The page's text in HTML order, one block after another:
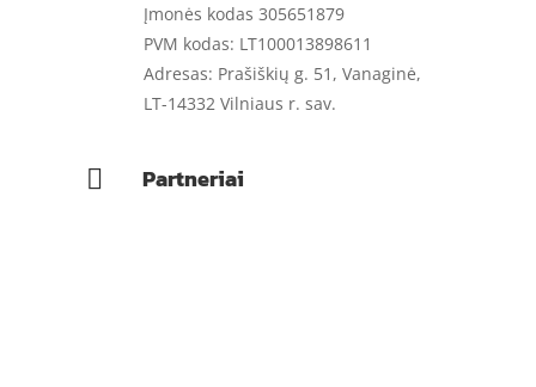
Įmonės kodas 305651879
PVM kodas: LT100013898611
Adresas: Prašiškių g. 51, Vanaginė,
LT-14332 Vilniaus r. sav.
 Partneriai